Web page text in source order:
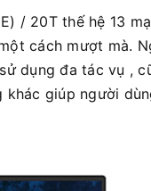
/ 20T thế hệ 13
cách mượt mà.
dụng đa tác vụ ,
giúp người